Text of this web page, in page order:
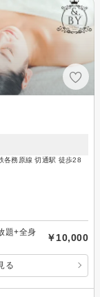
各務原線 切通駅 徒歩28
題+全身
￥10,000
る